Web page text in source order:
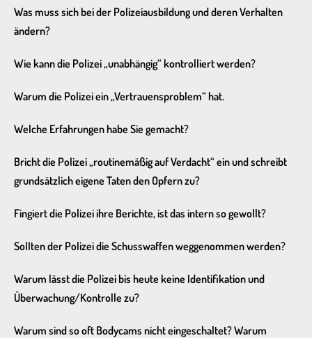
Was muss sich bei der Polizeiausbildung und deren Verhalten
ändern?
Wie kann die Polizei „unabhängig“ kontrolliert werden?
Warum die Polizei ein „Vertrauensproblem“ hat.
Welche Erfahrungen habe Sie gemacht?
Bricht die Polizei „routinemäßig auf Verdacht“ ein und schreibt
grundsätzlich eigene Taten den Opfern zu?
Fingiert die Polizei ihre Berichte, ist das intern so gewollt?
Sollten der Polizei die Schusswaffen weggenommen werden?
Warum lässt die Polizei bis heute keine Identifikation und
Überwachung/Kontrolle zu?
Warum sind so oft Bodycams nicht eingeschaltet? Warum